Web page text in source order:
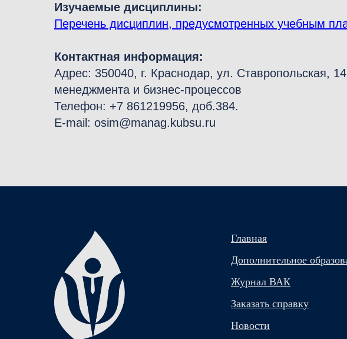
Изучаемые дисциплины:
Перечень дисциплин, предусмотренных учебным
Контактная информация:
Адрес: 350040, г. Краснодар, ул. Ставропольская,
менеджмента и бизнес-процессов
Телефон: +7 861219956, доб.384.
E-mail: osim@manag.kubsu.ru
Главная
Дополнительное
Журнал ВАК
Заказать справку
Новости